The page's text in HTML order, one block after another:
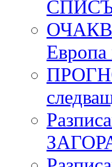
Европа